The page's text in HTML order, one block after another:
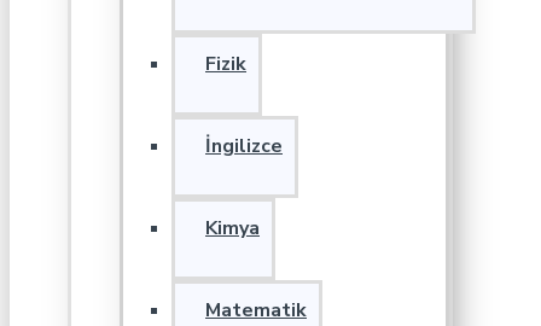
Fizik
İngilizce
Kimya
Matematik